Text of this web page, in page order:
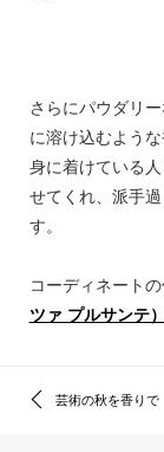
さらにパウダリ
に溶け込むような
身に着けている
せてくれ、派手
す。
コーディネートの
ツァ プルサンテ
芸術の秋を香りで